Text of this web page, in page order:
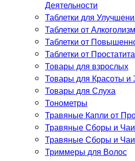
Деятельности
Таблетки для
Таблетки от
Таблетки от
Таблетки от Простатита
Товары для взрослых
Товары для Красоты и
Товары для Слуха
Тонометры
Травяные Капли от
Травяные Сборы и Чаи
Травяные Сборы и Чаи
Триммеры для Волос